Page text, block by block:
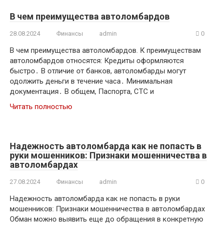
В чем преимущества автоломбардов
28.08.2024 Финансы admin 0
В чем преимущества автоломбардов. К преимуществам
автоломбардов относятся: Кредиты оформляются
быстро․ В отличие от банков, автоломбарды могут
одолжить деньги в течение часа․ Минимальная
документация․ В общем, Паспорта, СТС и
Читать полностью
Надежность автоломбарда как не попасть в
руки мошенников: Признаки мошенничества в
автоломбардах
27.08.2024 Финансы admin 0
Надежность автоломбарда как не попасть в руки
мошенников: Признаки мошенничества в автоломбардах
Обман можно выявить еще до обращения в конкретную